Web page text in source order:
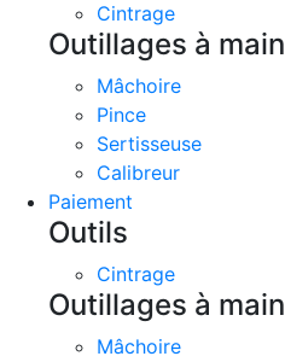
Cintrage
Outillages à main
Mâchoire
Pince
Sertisseuse
Calibreur
Paiement
Outils
Cintrage
Outillages à main
Mâchoire